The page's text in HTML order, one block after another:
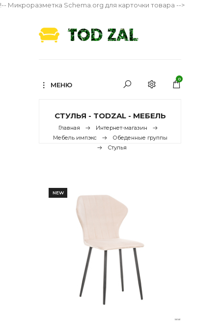
!-- Микроразметка Schema.org для карточки товара -->
МЕНЮ
0
СТУЛЬЯ - TODZAL - МЕБЕЛЬ
Главная
Интернет-магазин
Мебель импэкс
Обеденные группы
Стулья
NEW